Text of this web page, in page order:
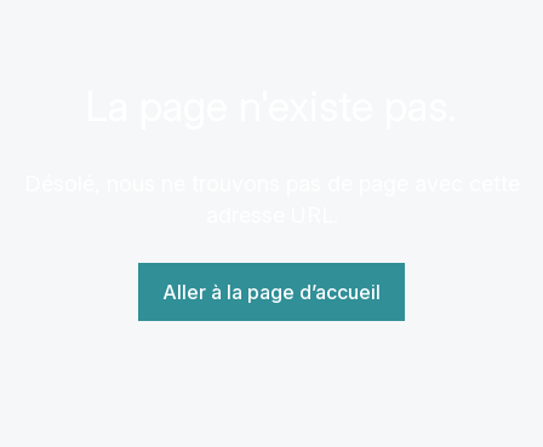
Aller à la page d’accueil